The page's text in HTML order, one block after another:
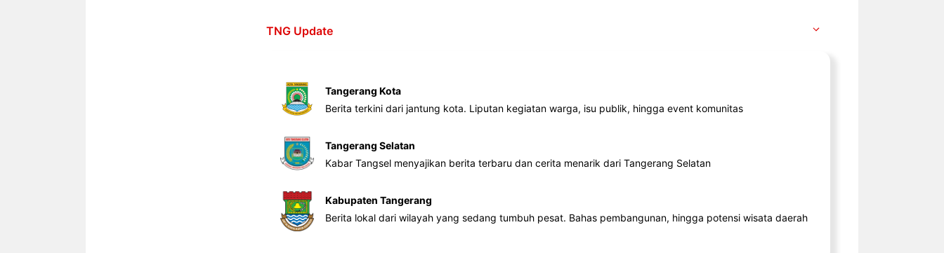
TNG Update
Tangerang Kota
Berita terkini dari jantung kota. Liputan kegiatan warga, isu publik, hingga event komunitas
Tangerang Selatan
Kabar Tangsel menyajikan berita terbaru dan cerita menarik dari Tangerang Selatan
Kabupaten Tangerang
Berita lokal dari wilayah yang sedang tumbuh pesat. Bahas pembangunan, hingga potensi wisata daerah